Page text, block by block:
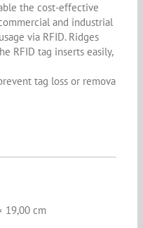
the cost-effective
and industrial
via RFID. Ridges
RFID tag inserts easily,
tag loss or removal
19,00 cm